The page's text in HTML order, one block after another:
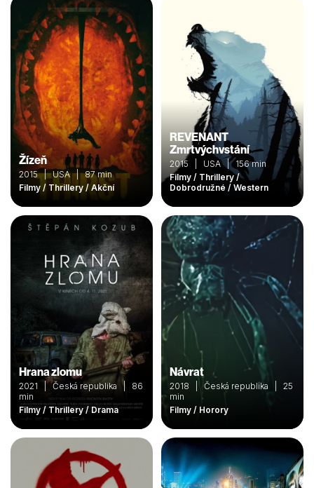
Žízeň
2015 | USA | 87 min
Filmy / Thrillery / Akční
REVENANT
Zmrtvýchvstání
2015 | USA | 156 min
Filmy / Thrillery /
Dobrodružné / Western
Hrana zlomu
2021 | Česká republika | 86
min
Filmy / Thrillery / Drama
Návrat
2018 | Česká republika | 25
min
Filmy / Horory